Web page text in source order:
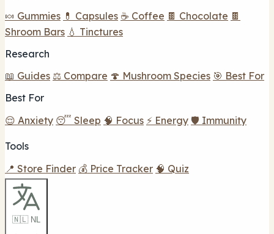
🍬 Gummies 💊 Capsules ☕ Coffee 🍫 Chocolate 🍫
Shroom Bars 💧 Tinctures
Research
📖 Guides ⚖️ Compare 🍄 Mushroom Species 🎯 Best For
Best For
😌 Anxiety 😴 Sleep 🧠 Focus ⚡ Energy 🛡️ Immunity
Tools
📍 Store Finder 💰 Price Tracker 🧠 Quiz
🇳🇱 NL